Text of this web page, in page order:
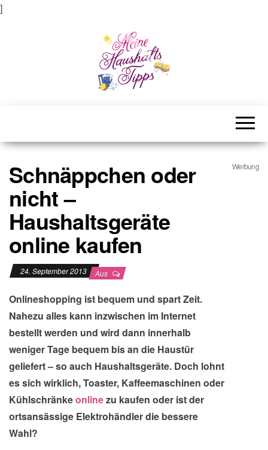
]
Schnäppchen oder
nicht –
Haushaltsgeräte
online kaufen
Werbung
24. September 2013 Aus
Onlineshopping ist bequem und spart Zeit.
Nahezu alles kann inzwischen im Internet
bestellt werden und wird dann innerhalb
weniger Tage bequem bis an die Haustür
geliefert – so auch Haushaltsgeräte. Doch lohnt
es sich wirklich, Toaster, Kaffeemaschinen oder
Kühlschränkeonlinezu kaufen oder ist der
ortsansässige Elektrohändler die bessere
Wahl?